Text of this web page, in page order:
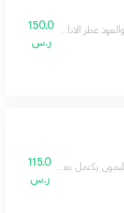
عطر الاناقه والفخامه
150.0
ر.س
يكتمل بعمق الباتشولي
115.0
ر.س